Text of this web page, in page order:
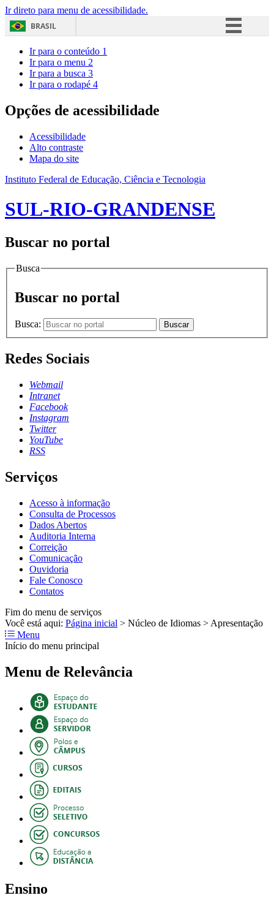
Ir direto para menu de acessibilidade.
BRASIL
Acesso à informação
Ir para o conteúdo 1
Ir para o menu 2
Ir para a busca 3
Ir para o rodapé 4
Opções de acessibilidade
Acessibilidade
Alto contraste
Mapa do site
Instituto Federal de Educação, Ciência e Tecnologia
SUL-RIO-GRANDENSE
Buscar no portal
Busca
Buscar no portal
Busca: Buscar
Redes Sociais
Webmail
Intranet
Facebook
Instagram
Twitter
YouTube
RSS
Serviços
Acesso à informação
Consulta de Processos
Dados Abertos
Auditoria Interna
Correição
Comunicação
Ouvidoria
Fale Conosco
Contatos
Fim do menu de serviços
Você está aqui: Página inicial > Núcleo de Idiomas > Apresentação
Menu
Início do menu principal
Menu de Relevância
Ensino